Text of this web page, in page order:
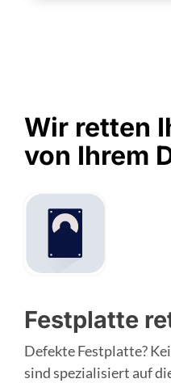
Wir retten
von Ihrem
Festplatte
Defekte Festplatte?
sind spezialisiert auf